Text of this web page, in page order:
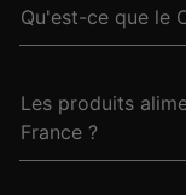
Qu'est-ce que le
Les produits
France ?